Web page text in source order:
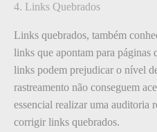
4. Links Quebrados
Links quebrados, também
links que apontam para páginas
links podem prejudicar o nível
rastreamento não conseguem
essencial realizar uma auditoria
corrigir links quebrados.